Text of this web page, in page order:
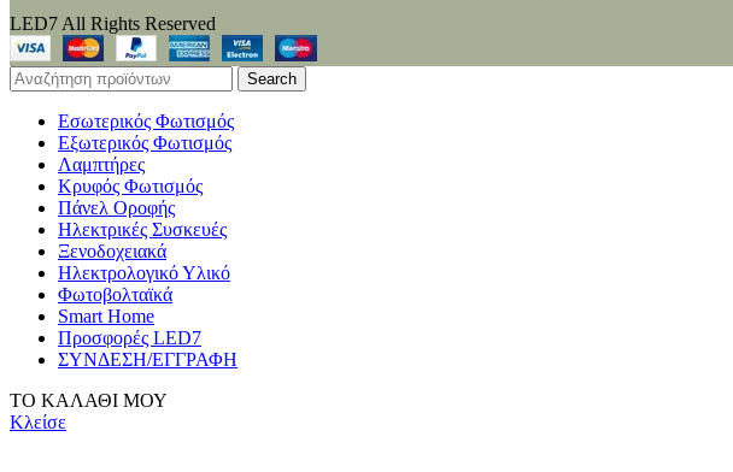
LED7 All Rights Reserved
Search
Εσωτερικός Φωτισμός
Εξωτερικός Φωτισμός
Λαμπτήρες
Κρυφός Φωτισμός
Πάνελ Οροφής
Ηλεκτρικές Συσκευές
Ξενοδοχειακά
Ηλεκτρολογικό Υλικό
Φωτοβολταϊκά
Smart Home
Προσφορές LED7
ΣΥΝΔΕΣΗ/ΕΓΓΡΑΦΗ
ΤΟ ΚΑΛΑΘΙ ΜΟΥ
Κλείσε